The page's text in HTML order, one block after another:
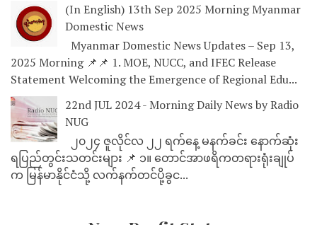
(In English) 13th Sep 2025 Morning Myanmar
Domestic News
Myanmar Domestic News Updates – Sep 13,
2025 Morning 📌📌 1. MOE, NUCC, and IFEC Release
Statement Welcoming the Emergence of Regional Edu...
22nd JUL 2024 - Morning Daily News by Radio
NUG
၂၀၂၄ ဇူလိုင်လ ၂၂ ရက်နေ့ မနက်ခင်း နောက်ဆုံး
ရပြည်တွင်းသတင်းများ 📌 ၁။ တောင်အာဖရိကတရားရုံးချုပ်
က မြန်မာနိုင်ငံသို့ လက်နက်တင်ပို့ခွင...